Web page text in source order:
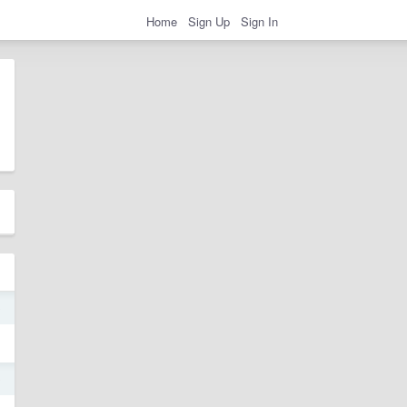
Home Sign Up Sign In